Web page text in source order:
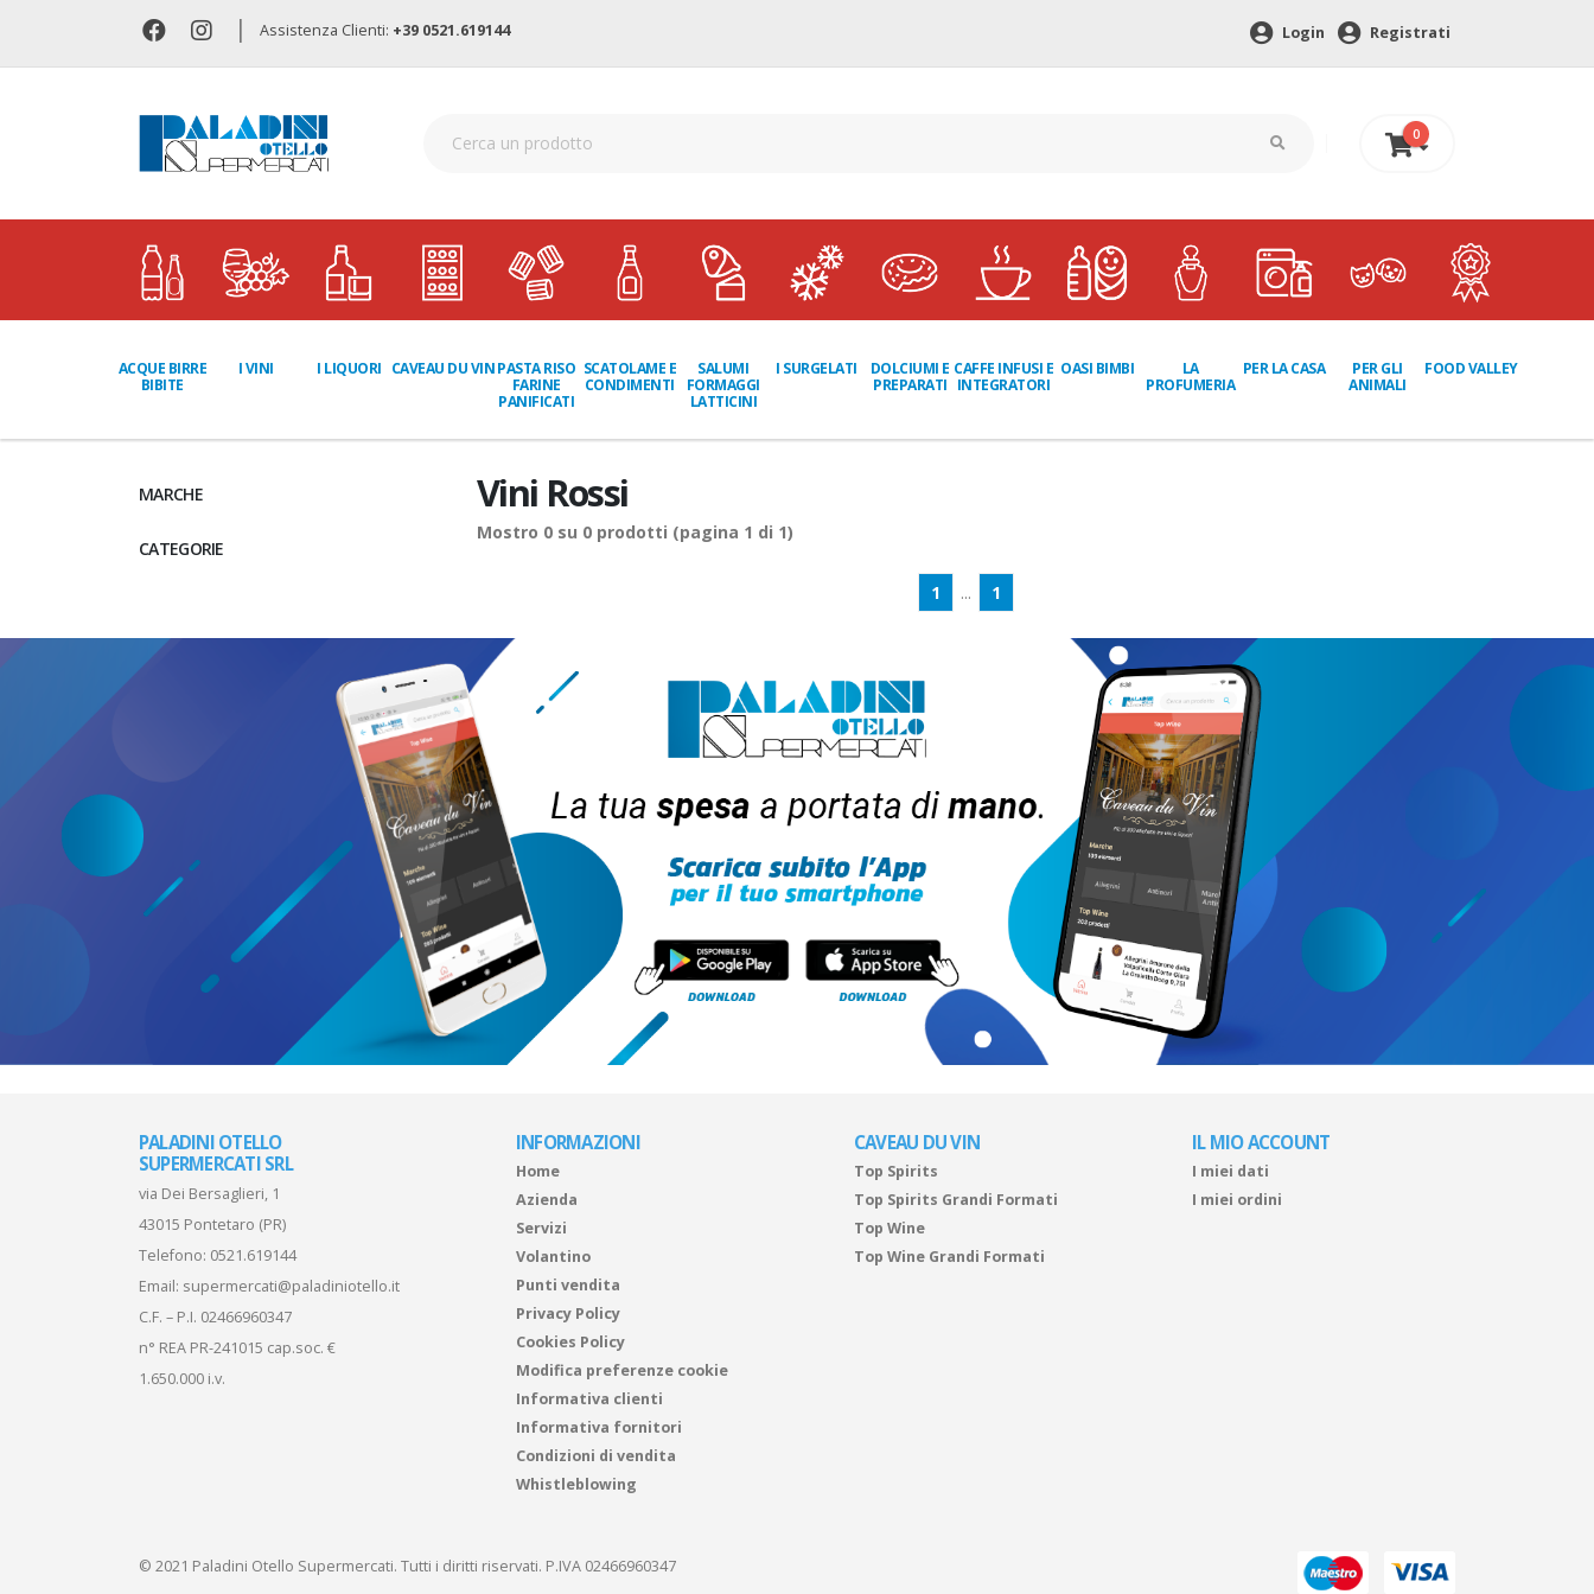
| Assistenza Clienti: +39 0521.619144 Login Registrati
0
0 €
ACQUE BIRRE
BIBITE
I VINI I LIQUORI CAVEAU DU VINPASTA RISO
FARINE
PANIFICATI
SCATOLAME E
CONDIMENTI
SALUMI
FORMAGGI
LATTICINI
I SURGELATI
DOLCIUMI E
PREPARATI
CAFFE INFUSI E
INTEGRATORI
OASI BIMBI
LA
PROFUMERIA
PER LA CASA
PER GLI
ANIMALI
FOOD VALLEY
MARCHE
CATEGORIE
Vini Rossi
Mostro 0 su 0 prodotti (pagina 1 di 1)
1 ... 1
PALADINI OTELLO
SUPERMERCATI SRL
via Dei Bersaglieri, 1
43015 Pontetaro (PR)
Telefono: 0521.619144
Email: supermercati@paladiniotello.it
C.F. – P.I. 02466960347
n° REA PR-241015 cap.soc. €
1.650.000 i.v.
INFORMAZIONI
Home
Azienda
Servizi
Volantino
Punti vendita
Privacy Policy
Cookies Policy
Modifica preferenze cookie
Informativa clienti
Informativa fornitori
Condizioni di vendita
Whistleblowing
CAVEAU DU VIN
Top Spirits
Top Spirits Grandi Formati
Top Wine
Top Wine Grandi Formati
IL MIO ACCOUNT
I miei dati
I miei ordini
© 2021 Paladini Otello Supermercati. Tutti i diritti riservati. P.IVA 02466960347